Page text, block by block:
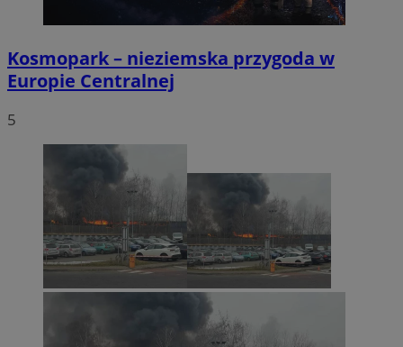
Kosmopark – nieziemska przygoda w
Europie Centralnej
5